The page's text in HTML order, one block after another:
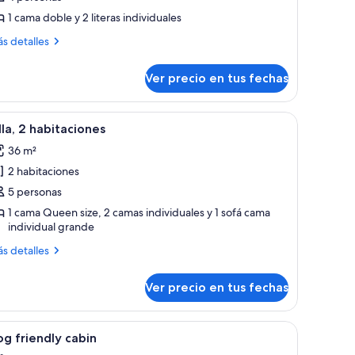
1 cama doble y 2 literas individuales
detalles
Ver precio en tus fechas
de techo, mesita de noche, ventana con vistas a la vegetación y
Una cama bien tendida con una colcha
6 2 habitaciones
36 m²
2 habitaciones
5 personas
1 cama Queen size, 2 camas individuales y 1 sofá cama
individual grande
detalles
Ver precio en tus fechas
estantería empotrada.
armario y ventana con cortinas.Un perro negro pequeño sentado en un
6 friendly cabin